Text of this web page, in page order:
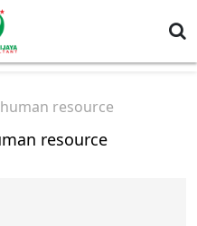
resource
resource